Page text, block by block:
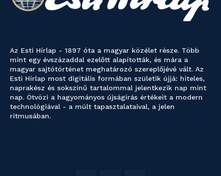
Az Esti Hírlap - 1897 óta a magyar közélet része. Több
mint egy évszázaddal ezelőtt alapították, és mára a
magyar sajtótörténet meghatározó szereplőjévé vált. Az
Esti Hírlap most digitális formában születik újjá: hiteles,
naprakész és sokszínű tartalommal jelentkezik nap mint
nap. Ötvözi a hagyományos újságírás értékeit a modern
technológiával - a múlt tapasztalataival, a jelen
ritmusában.